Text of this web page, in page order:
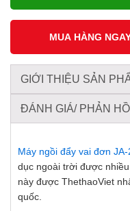
GIỚI THIỆU SẢN
ĐÁNH GIÁ/ PHẢN HỒI
Máy ngồi đẩy vai đơn
dục ngoài trời được
này được ThethaoViet
quốc.